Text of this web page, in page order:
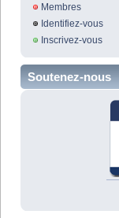
Membres
Identifiez-vous
Inscrivez-vous
Soutenez-nous